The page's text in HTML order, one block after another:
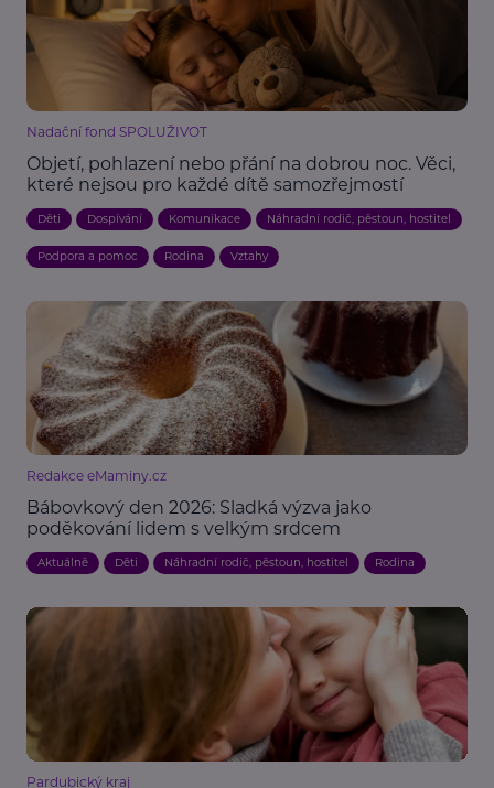
Nadační fond SPOLUŽIVOT
Objetí, pohlazení nebo přání na dobrou noc. Věci,
které nejsou pro každé dítě samozřejmostí
Děti Dospívání Komunikace Náhradní rodič, pěstoun, hostitel
Podpora a pomoc Rodina Vztahy
Redakce eMaminy.cz
Bábovkový den 2026: Sladká výzva jako
poděkování lidem s velkým srdcem
Aktuálně Děti Náhradní rodič, pěstoun, hostitel Rodina
Pardubický kraj